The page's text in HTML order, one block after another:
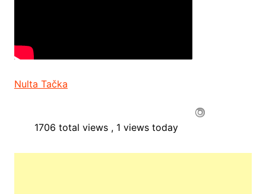
Nulta Tačka
1706 total views , 1 views today